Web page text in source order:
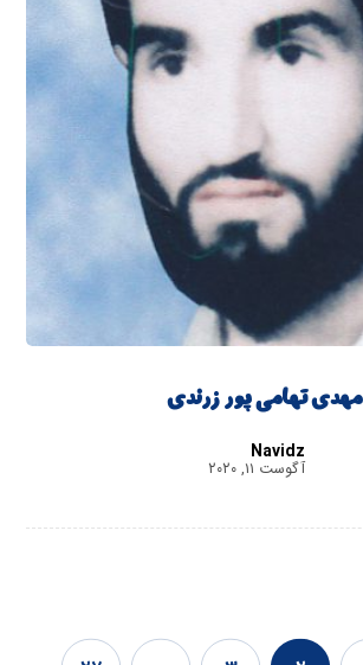
مهدی تهامی پور زرندی
Navidz
آگوست ۱۱, ۲۰۲۰